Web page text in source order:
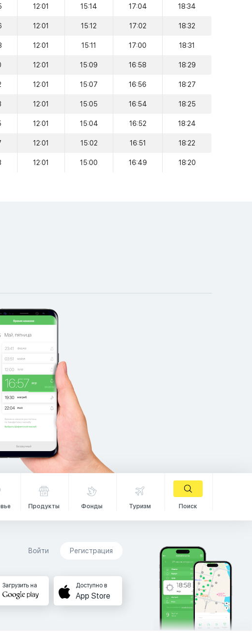
12:01 15:14 17:04 18:34
12:01 15:12 17:02 18:32
12:01 15:11 17:00 18:31
12:01 15:09 16:58 18:29
12:01 15:07 16:56 18:27
12:01 15:05 16:54 18:25
12:01 15:04 16:52 18:24
12:01 15:02 16:51 18:22
12:01 15:00 16:49 18:20
Продукты Фонды Туризм Поиск
Войти Регистрация
Загрузить на Доступно в
App Store